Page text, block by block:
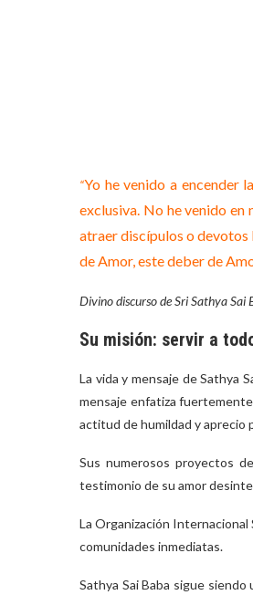
“Yo he venido a encender
exclusiva. No he venido
atraer discípulos o devotos
de Amor, este deber de
Divino discurso de SriSathya Sai
Su misión: servir a
La vida y mensaje de Sathya
mensaje enfatiza
actitud de humildad y aprecio
Sus numerosos proyectos
testimonio de su amor
La Organización Internacional
comunidades inmediatas.
Sathya Sai Baba sigue